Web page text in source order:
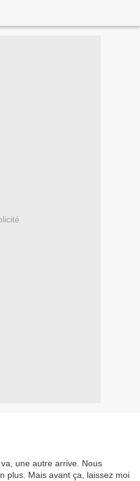
une autre arrive. Nous
plus. Mais avant ça, laissez moi